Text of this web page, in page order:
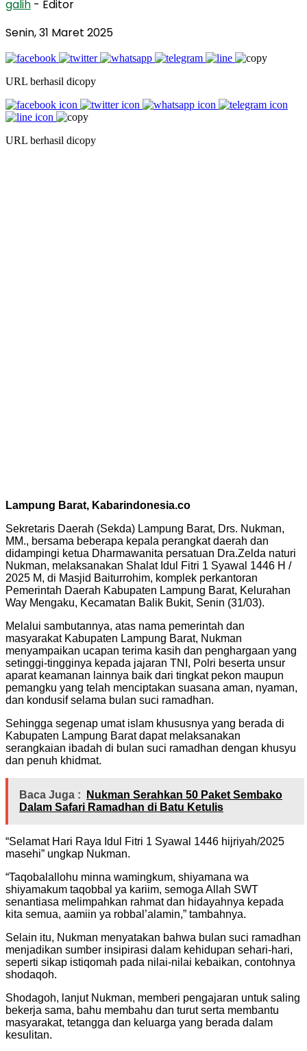
galih - Editor
Senin, 31 Maret 2025
URL berhasil dicopy
URL berhasil dicopy
Lampung Barat, Kabarindonesia.co
Sekretaris Daerah (Sekda) Lampung Barat, Drs. Nukman,
MM., bersama beberapa kepala perangkat daerah dan
didampingi ketua Dharmawanita persatuan Dra.Zelda naturi
Nukman, melaksanakan Shalat Idul Fitri 1 Syawal 1446 H /
2025 M, di Masjid Baiturrohim, komplek perkantoran
Pemerintah Daerah Kabupaten Lampung Barat, Kelurahan
Way Mengaku, Kecamatan Balik Bukit, Senin (31/03).
Melalui sambutannya, atas nama pemerintah dan
masyarakat Kabupaten Lampung Barat, Nukman
menyampaikan ucapan terima kasih dan penghargaan yang
setinggi-tingginya kepada jajaran TNI, Polri beserta unsur
aparat keamanan lainnya baik dari tingkat pekon maupun
pemangku yang telah menciptakan suasana aman, nyaman,
dan kondusif selama bulan suci ramadhan.
Sehingga segenap umat islam khususnya yang berada di
Kabupaten Lampung Barat dapat melaksanakan
serangkaian ibadah di bulan suci ramadhan dengan khusyu
dan penuh khidmat.
Baca Juga :
Nukman Serahkan 50 Paket Sembako
Dalam Safari Ramadhan di Batu Ketulis
“Selamat Hari Raya Idul Fitri 1 Syawal 1446 hijriyah/2025
masehi” ungkap Nukman.
“Taqobalallohu minna wamingkum, shiyamana wa
shiyamakum taqobbal ya kariim, semoga Allah SWT
senantiasa melimpahkan rahmat dan hidayahnya kepada
kita semua, aamiin ya robbal’alamin,” tambahnya.
Selain itu, Nukman menyatakan bahwa bulan suci ramadhan
menjadikan sumber insipirasi dalam kehidupan sehari-hari,
seperti sikap istiqomah pada nilai-nilai kebaikan, contohnya
shodaqoh.
Shodagoh, lanjut Nukman, memberi pengajaran untuk saling
bekerja sama, bahu membahu dan turut serta membantu
masyarakat, tetangga dan keluarga yang berada dalam
kesulitan.